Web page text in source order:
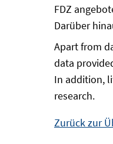
FDZ
Darüber
Apart from
data
In addition,
research.
Zurück zur